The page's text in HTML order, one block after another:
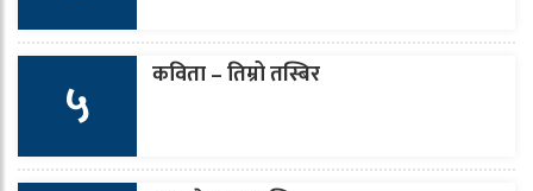
५ कविता – तिम्रो तस्बिर